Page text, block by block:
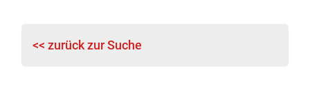
<< zurück zur Suche